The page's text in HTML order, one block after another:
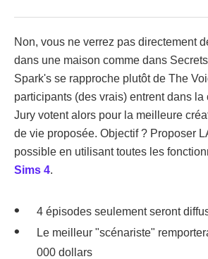
Non, vous ne verrez pas directement
dans une maison comme dans
Spark's se rapproche plutôt de The
participants (des vrais) entrent dans la
Jury votent alors pour la meilleure
de vie proposée. Objectif ? Proposer
possible en utilisant toutes les
Sims 4.
4 épisodes seulement seront
Le meilleur "scénariste"
000 dollars